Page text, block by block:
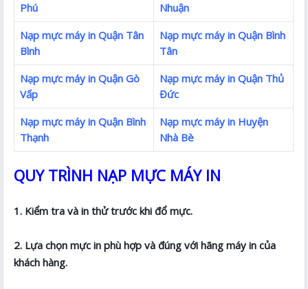
Phú
Nhuận
Nạp mực máy in Quận Tân
Bình
Nạp mực máy in Quận Bình
Tân
Nạp mực máy in Quận Gò
Vấp
Nạp mực máy in Quận Thủ
Đức
Nạp mực máy in Quận Bình
Thạnh
Nạp mực máy in Huyện
Nhà Bè
QUY TRÌNH NẠP MỰC MÁY IN
1. Kiểm tra và in thử trước khi đổ mực.
2. Lựa chọn mực in phù hợp và đúng với hãng máy in của
khách hàng.